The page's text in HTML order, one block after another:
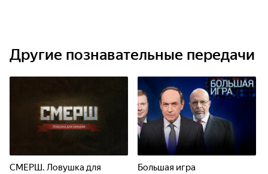
Другие познавательные передачи
СМЕРШ. Ловушка для
Большая игра